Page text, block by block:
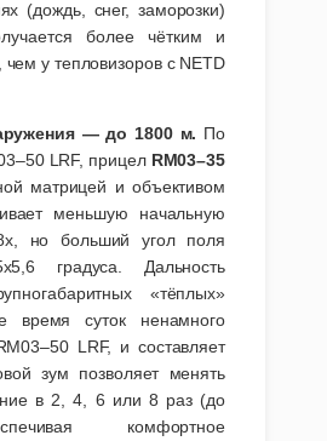
(дождь, снег, заморозки)
более чётким и
у тепловизоров с NETD
— до 1800 м. По
LRF, прицел RM03–35
матрицей и объективом
меньшую начальную
но больший угол поля
градуса. Дальность
«тёплых»
время суток ненамного
LRF, и составляет
зум позволяет менять
в 2, 4, 6 или 8 раз (до
комфортное